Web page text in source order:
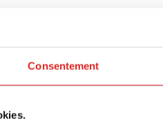
Consentement